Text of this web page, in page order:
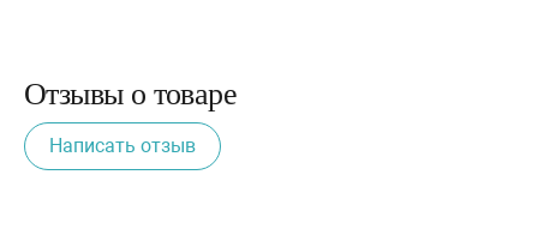
Отзывы о товаре
Написать отзыв